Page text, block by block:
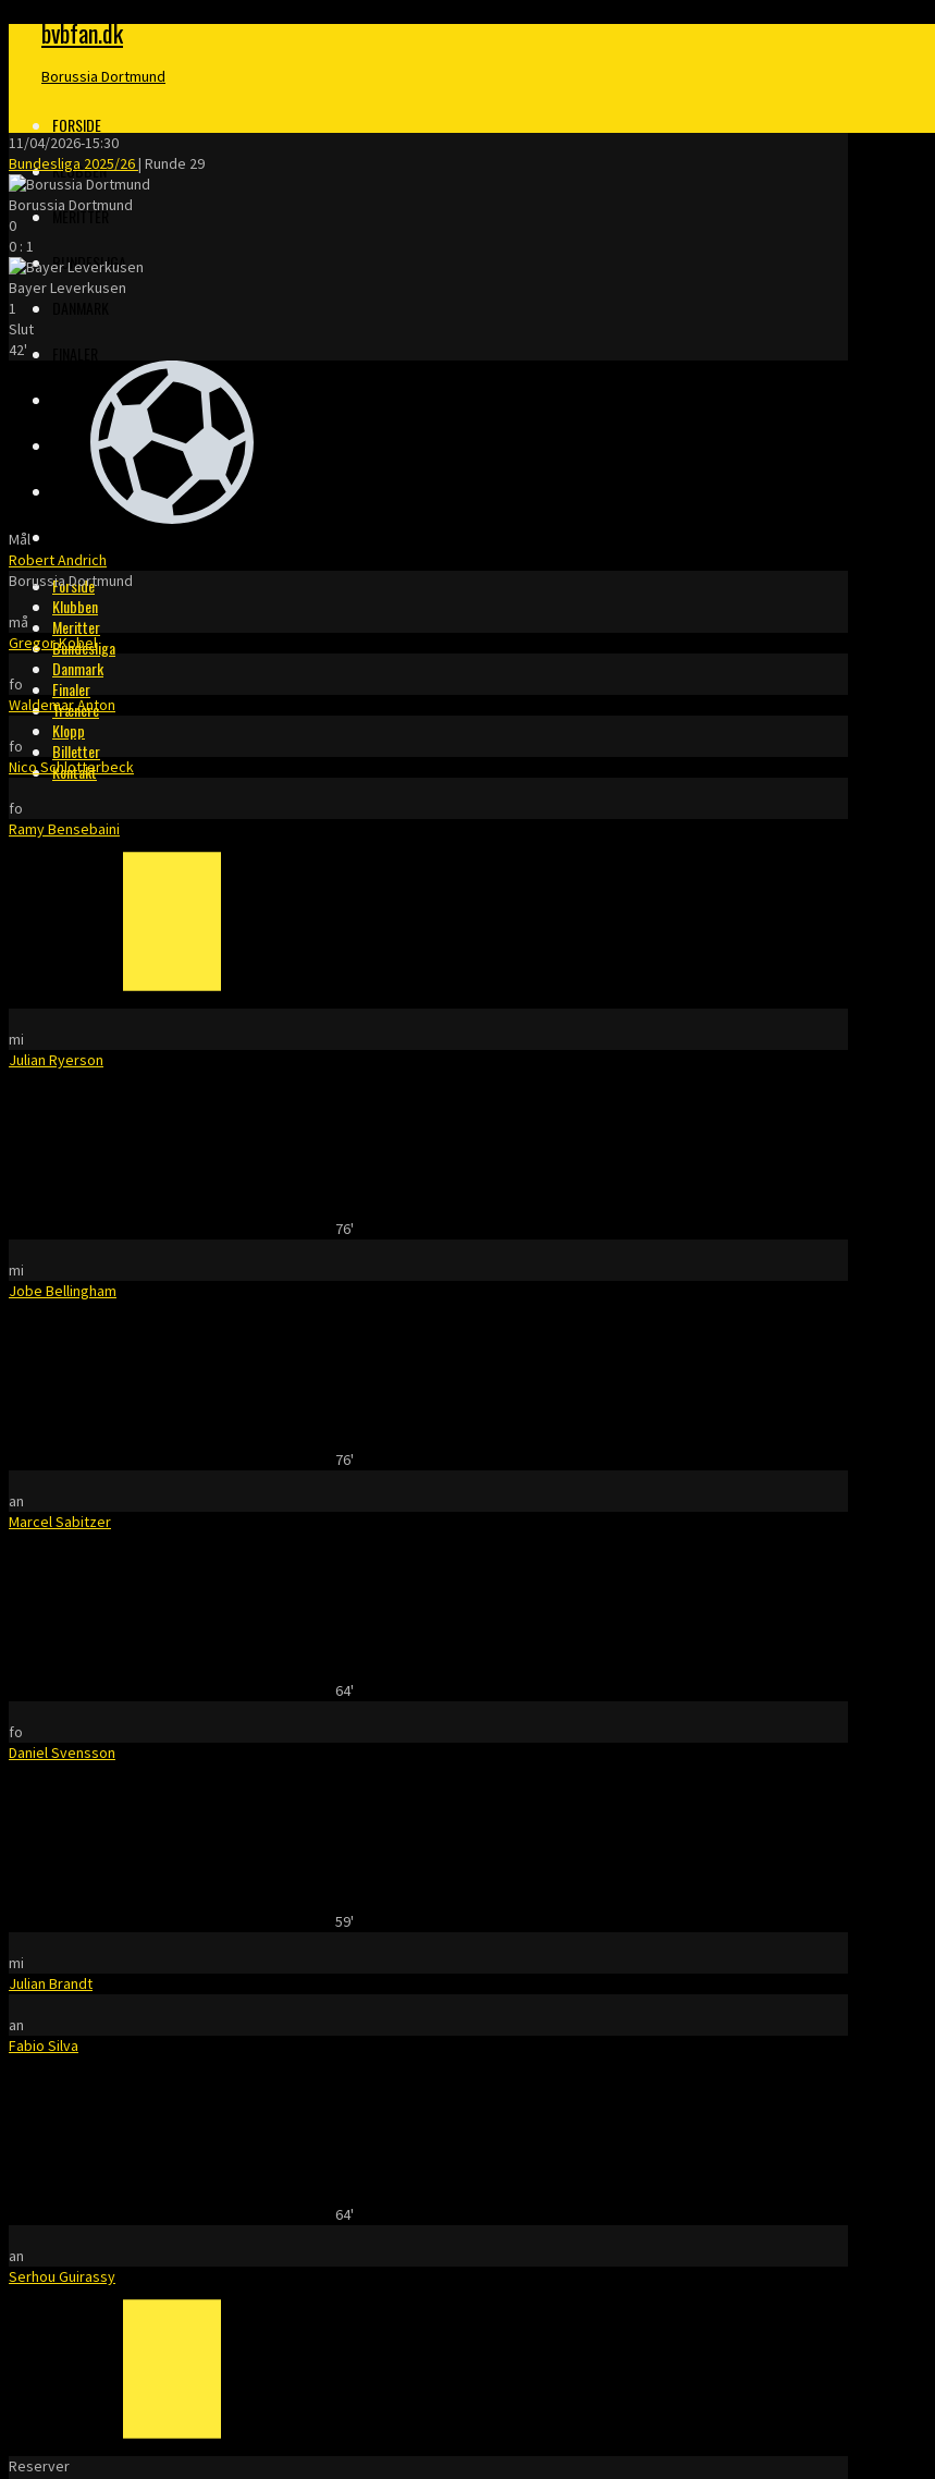
bvbfan.dk
Borussia Dortmund
FORSIDE
KLUBBEN
MERITTER
BUNDESLIGA
TRÆNERE
BILLETTER
Forside
Klubben
Meritter
Bundesliga
Danmark
Finaler
Trænere
Klopp
Billetter
Kontakt
11/04/2026-15:30
Bundesliga 2025/26| Runde 29
Borussia Dortmund
0
0 : 1
Bayer Leverkusen
1
Slut
42'
Mål
Robert Andrich
Borussia Dortmund
må
Gregor Kobel
fo
Waldemar Anton
fo
Nico Schlotterbeck
fo
Ramy Bensebaini
mi
Julian Ryerson
76'
mi
Jobe Bellingham
76'
an
Marcel Sabitzer
64'
fo
Daniel Svensson
59'
mi
Julian Brandt
an
Fabio Silva
64'
an
Serhou Guirassy
Reserver